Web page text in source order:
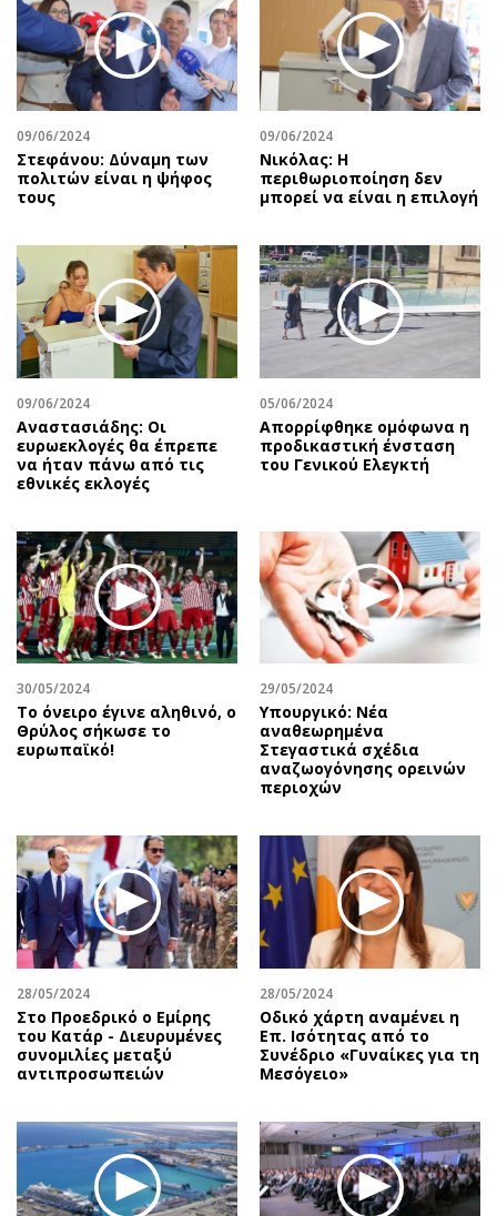
Βιβλίο
Χειρόγραφα
Προσωπικότητες στην ''Κ''
Επιστολές
09/06/2024
Στεφάνου: Δύναμη των
πολιτών είναι η ψήφος
τους
09/06/2024
Νικόλας: Η
περιθωριοποίηση δεν
μπορεί να είναι η επιλογή
09/06/2024
Αναστασιάδης: Οι
ευρωεκλογές θα έπρεπε
να ήταν πάνω από τις
εθνικές εκλογές
05/06/2024
Απορρίφθηκε ομόφωνα η
προδικαστική ένσταση
του Γενικού Ελεγκτή
30/05/2024
Το όνειρο έγινε αληθινό, ο
Θρύλος σήκωσε το
ευρωπαϊκό!
29/05/2024
Υπουργικό: Νέα
αναθεωρημένα
Στεγαστικά σχέδια
αναζωογόνησης ορεινών
περιοχών
28/05/2024
Στο Προεδρικό ο Εμίρης
του Κατάρ - Διευρυμένες
συνομιλίες μεταξύ
αντιπροσωπειών
28/05/2024
Οδικό χάρτη αναμένει η
Επ. Ισότητας από το
Συνέδριο «Γυναίκες για τη
Μεσόγειο»